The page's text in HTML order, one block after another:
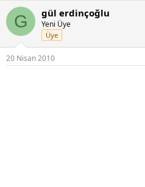
G gül erdinçoğlu
Yeni Üye
Üye
20 Nisan 2010